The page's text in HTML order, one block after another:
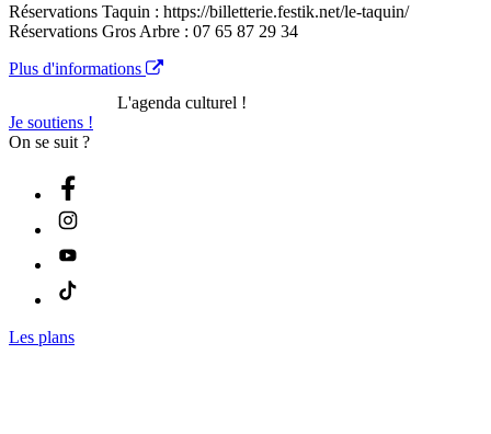
Réservations Taquin : https://billetterie.festik.net/le-taquin/
Réservations Gros Arbre : 07 65 87 29 34
Plus d'informations
L'agenda culturel !
Je soutiens !
On se suit ?
Les plans